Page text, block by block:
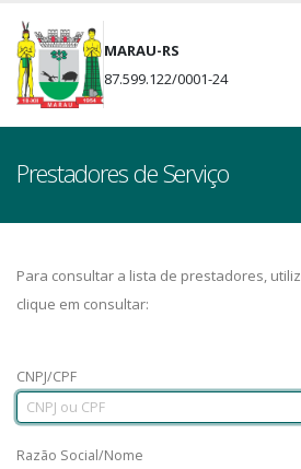
MARAU-RS
87.599.122/0001-24
Prestadores de Serviço
Para consultar a lista de prestadores,
clique em consultar:
CNPJ/CPF
Razão Social/Nome